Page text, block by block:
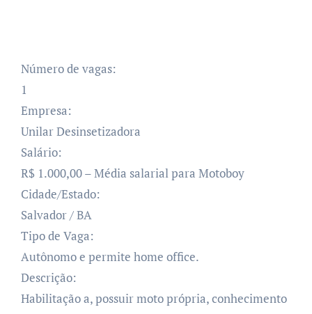
Número de vagas:
1
Empresa:
Unilar Desinsetizadora
Salário:
R$ 1.000,00 – Média salarial para Motoboy
Cidade/Estado:
Salvador / BA
Tipo de Vaga:
Autônomo e permite home office.
Descrição:
Habilitação a, possuir moto própria, conhecimento